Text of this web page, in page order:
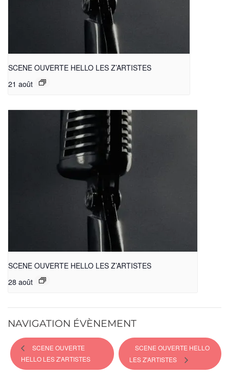
SCENE OUVERTE HELLO LES Z’ARTISTES
21 août
SCENE OUVERTE HELLO LES Z’ARTISTES
28 août
NAVIGATION ÉVÈNEMENT
SCENE OUVERTE
HELLO LES Z’ARTISTES
SCENE OUVERTE HELLO
LES Z’ARTISTES